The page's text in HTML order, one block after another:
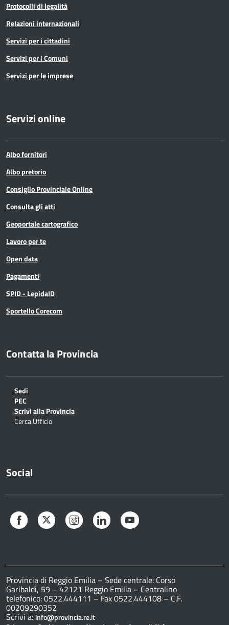
Protocolli di legalità
Relazioni internazionali
Servizi per i cittadini
Servizi per i Comuni
Servizi per le imprese
Servizi online
Albo fornitori
Albo pretorio
Consiglio Provinciale Online
Consulta gli atti
Geoportale cartografico
Lavoro per te
Open data
Pagamenti
SPID - LepidaID
Sportello Corecom
Contatta la Provincia
Sedi
PEC
Scrivi alla Provincia
Cerca Ufficio
Social
Facebook Twitter Instagram LinkedIn
Provincia di Reggio Emilia – Sede centrale: Corso
Garibaldi, 59 – 42121 Reggio Emilia – Centralino
telefonico: 0522.444111 – Fax 0522.444108 – C.F.
00209290352
Scrivi a: info@provincia.re.it